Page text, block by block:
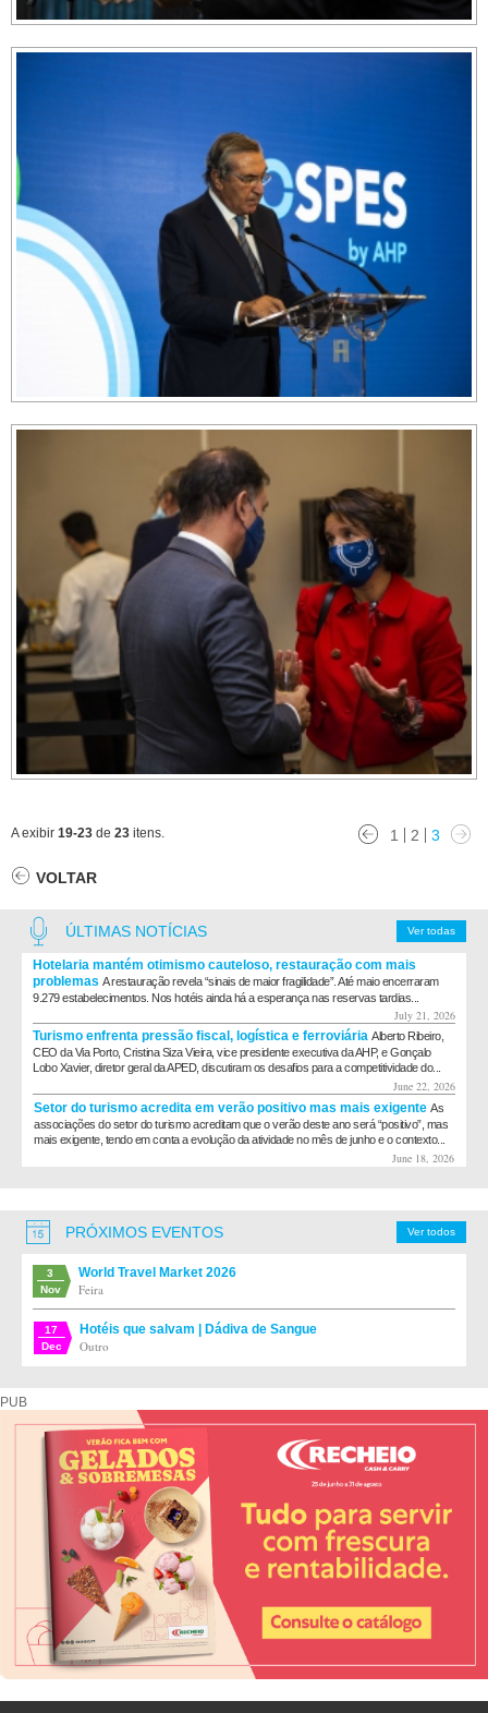
A exibir 19-23 de 23 itens. 1 2 3
VOLTAR
Ver todas
ÚLTIMAS NOTÍCIAS
Hotelaria mantém otimismo cauteloso, restauração com mais
problemas A restauração revela “sinais de maior fragilidade”. Até maio encerraram
9.279 estabelecimentos. Nos hotéis ainda há a esperança nas reservas tardias...
July 21, 2026
Turismo enfrenta pressão fiscal, logística e ferroviária Alberto Ribeiro,
CEO da Via Porto, Cristina Siza Vieira, vice presidente executiva da AHP, e Gonçalo
Lobo Xavier, diretor geral da APED, discutiram os desafios para a competitividade do...
June 22, 2026
Setor do turismo acredita em verão positivo mas mais exigente As
associações do setor do turismo acreditam que o verão deste ano será “positivo”, mas
mais exigente, tendo em conta a evolução da atividade no mês de junho e o contexto...
June 18, 2026
Ver todos
PRÓXIMOS EVENTOS
3
Nov
World Travel Market 2026
Feira
17
Dec
Hotéis que salvam | Dádiva de Sangue
Outro
PUB